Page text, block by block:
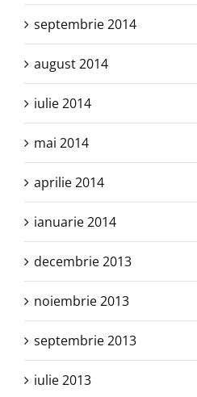
septembrie 2014
august 2014
iulie 2014
mai 2014
aprilie 2014
ianuarie 2014
decembrie 2013
noiembrie 2013
septembrie 2013
iulie 2013